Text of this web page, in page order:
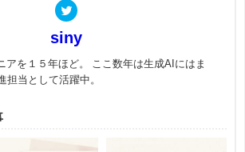
siny
アを１５年ほど。 ここ数年は生成AIにはま
担当として活躍中。